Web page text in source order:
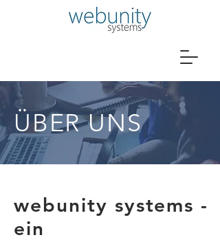
ÜBER UNS
webunity systems -
ein